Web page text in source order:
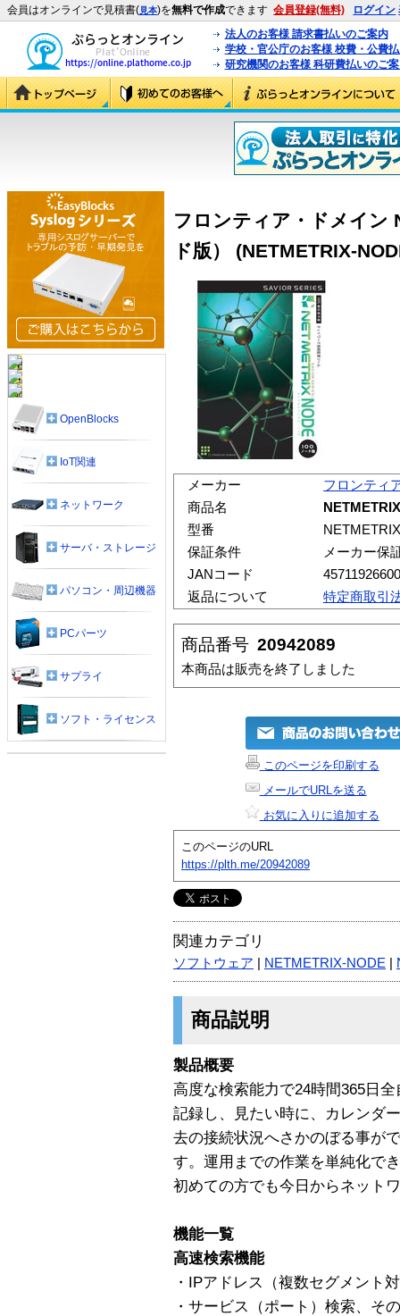
会員はオンラインで見積書(見本)を無料で作成できます 会員登録(無料) ログイン
法人のお客様 請求書払いのご案内
学校・官公庁のお客様 校費・公費
研究機関のお客様 科研費払いのご
フロンティア・ドメイン
ド版） (NETMETRIX-
メーカー
フロンティ
商品名
型番
保証条件
メーカー保
JANコード
返品について
特定商取引
商品番号 20942089
本商品は販売を終了しました
このページを印刷する
メールでURLを送る
お気に入りに追加する
このページのURL
https://plth.me/20942089
関連カテゴリ
ソフトウェア NETMETRIX-NODE
商品説明
製品概要
高度な検索能力で24時間365日
記録し、見たい時に、カレンダ
去の接続状況へさかのぼる事が
す。運用までの作業を単純化で
初めての方でも今日からネット
機能一覧
高速検索機能
・IPアドレス（複数セグメント
・サービス（ポート）検索、そ
OpenBlocks
IoT関連
ネットワーク
サーバ・ストレージ
パソコン・周辺機器
PCパーツ
サプライ
ソフト・ライセンス